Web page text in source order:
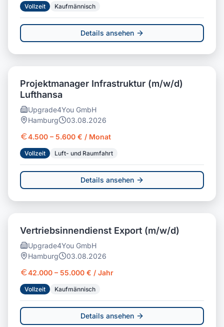
Vollzeit Kaufmännisch
Details ansehen
Projektmanager Infrastruktur (m/w/d)
Lufthansa
Upgrade4You GmbH
Hamburg
03.08.2026
4.500 – 5.600 € / Monat
Vollzeit Luft- und Raumfahrt
Details ansehen
Vertriebsinnendienst Export (m/w/d)
Upgrade4You GmbH
Hamburg
03.08.2026
42.000 – 55.000 € / Jahr
Vollzeit Kaufmännisch
Details ansehen